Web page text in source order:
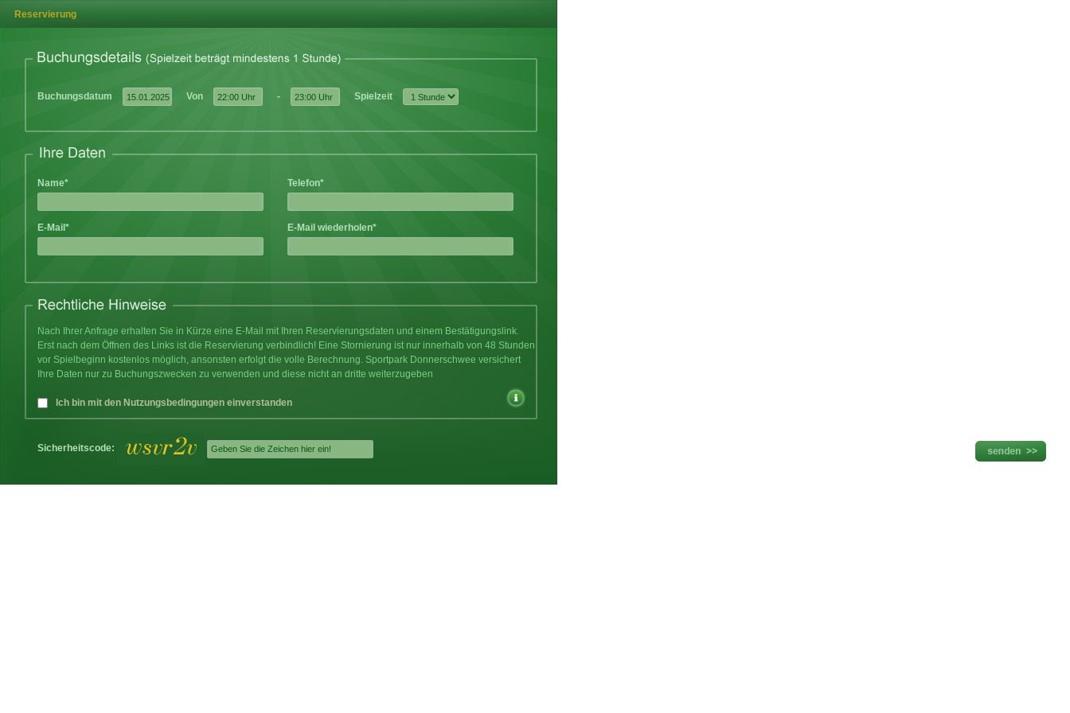
Reservierung
Buchungsdatum Von - Spielzeit
Name* Telefon*
E-Mail* E-Mail wiederholen*
Nach Ihrer Anfrage erhalten Sie in Kürze eine E-Mail mit Ihren Reservierungsdaten und einem Bestätigungslink.
Erst nach dem Öffnen des Links ist die Reservierung verbindlich! Eine Stornierung ist nur innerhalb von 48 Stunden
vor Spielbeginn kostenlos möglich, ansonsten erfolgt die volle Berechnung. Sportpark Donnerschwee versichert
Ihre Daten nur zu Buchungszwecken zu verwenden und diese nicht an dritte weiterzugeben
Ich bin mit den Nutzungsbedingungen einverstanden
Sicherheitscode: